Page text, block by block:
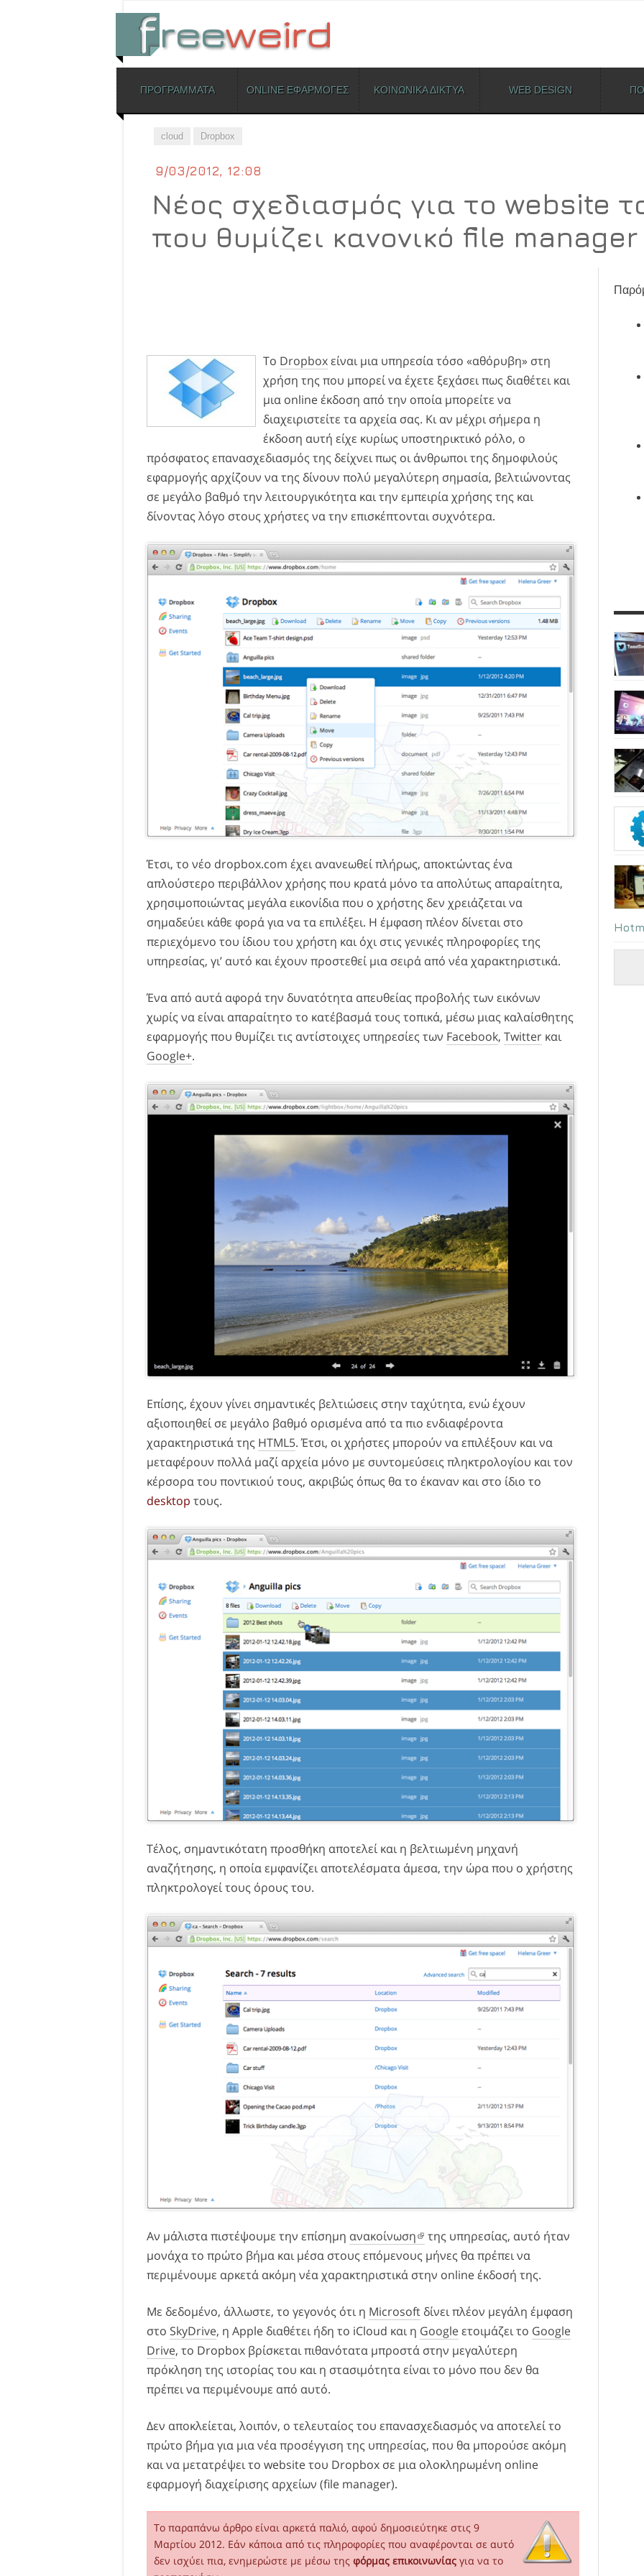
Skip to content
ΠΡΟΓΡΑΜΜΑΤΑ ONLINE ΕΦΑΡΜΟΓΕΣ ΚΟΙΝΩΝΙΚΑ ΔΙΚΤΥΑ WEB DESIGN
cloud Dropbox
9/03/2012, 12:08
Νέος σχεδιασμός για το website
που θυμίζει κανονικό file manager
Το Dropboxείναι μια υπηρεσία τόσο «αθόρυβη» στη
χρήση της που μπορεί να έχετε ξεχάσει πως διαθέτει και
μια online έκδοση από την οποία μπορείτε να
διαχειριστείτε τα αρχεία σας. Κι αν μέχρι σήμερα η
έκδοση αυτή είχε κυρίως υποστηρικτικό ρόλο, ο
πρόσφατος επανασχεδιασμός της δείχνει πως οι άνθρωποι της δημοφιλούς
εφαρμογής αρχίζουν να της δίνουν πολύ μεγαλύτερη σημασία, βελτιώνοντας
σε μεγάλο βαθμό την λειτουργικότητα και την εμπειρία χρήσης της και
δίνοντας λόγο στους χρήστες να την επισκέπτονται συχνότερα.
Έτσι, το νέο dropbox.com έχει ανανεωθεί πλήρως, αποκτώντας ένα
απλούστερο περιβάλλον χρήσης που κρατά μόνο τα απολύτως απαραίτητα,
χρησιμοποιώντας μεγάλα εικονίδια που ο χρήστης δεν χρειάζεται να
σημαδεύει κάθε φορά για να τα επιλέξει. Η έμφαση πλέον δίνεται στο
περιεχόμενο του ίδιου του χρήστη και όχι στις γενικές πληροφορίες της
υπηρεσίας, γι’ αυτό και έχουν προστεθεί μια σειρά από νέα χαρακτηριστικά.
Ένα από αυτά αφορά την δυνατότητα απευθείας προβολής των εικόνων
χωρίς να είναι απαραίτητο το κατέβασμά τους τοπικά, μέσω μιας καλαίσθητης
εφαρμογής που θυμίζει τις αντίστοιχες υπηρεσίες των Facebook, Twitter και
Google+.
Επίσης, έχουν γίνει σημαντικές βελτιώσεις στην ταχύτητα, ενώ έχουν
αξιοποιηθεί σε μεγάλο βαθμό ορισμένα από τα πιο ενδιαφέροντα
χαρακτηριστικά της HTML5. Έτσι, οι χρήστες μπορούν να επιλέξουν και να
μεταφέρουν πολλά μαζί αρχεία μόνο με συντομεύσεις πληκτρολογίου και τον
κέρσορα του ποντικιού τους, ακριβώς όπως θα το έκαναν και στο ίδιο το
desktop τους.
Τέλος, σημαντικότατη προσθήκη αποτελεί και η βελτιωμένη μηχανή
αναζήτησης, η οποία εμφανίζει αποτελέσματα άμεσα, την ώρα που ο χρήστης
πληκτρολογεί τους όρους του.
Αν μάλιστα πιστέψουμε την επίσημη ανακοίνωση
της υπηρεσίας, αυτό ήταν
μονάχα το πρώτο βήμα και μέσα στους επόμενους μήνες θα πρέπει να
περιμένουμε αρκετά ακόμη νέα χαρακτηριστικά στην online έκδοσή της.
Με δεδομένο, άλλωστε, το γεγονός ότι η Microsoft δίνει πλέον μεγάλη έμφαση
στο SkyDrive, η Apple διαθέτει ήδη το iCloud και η Googleετοιμάζει το Google
Drive, το Dropbox βρίσκεται πιθανότατα μπροστά στην μεγαλύτερη
πρόκληση της ιστορίας του και η στασιμότητα είναι το μόνο που δεν θα
πρέπει να περιμένουμε από αυτό.
Δεν αποκλείεται, λοιπόν, ο τελευταίος του επανασχεδιασμός να αποτελεί το
πρώτο βήμα για μια νέα προσέγγιση της υπηρεσίας, που θα μπορούσε ακόμη
και να μετατρέψει το website του Dropbox σε μια ολοκληρωμένη online
εφαρμογή διαχείρισης αρχείων (file manager).
Το παραπάνω άρθρο είναι αρκετά παλιό, αφού δημοσιεύτηκε στις 9
Μαρτίου 2012. Εάν κάποια από τις πληροφορίες που αναφέρονται σε αυτό
δεν ισχύει πια, ενημερώστε με μέσω της φόρμας επικοινωνίας για να το